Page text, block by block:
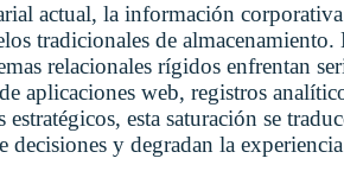
actual, la información
tradicionales de almacenamiento.
relacionales rígidos enfrentan
aplicaciones web, registros
esta saturación se
decisiones y degradan la